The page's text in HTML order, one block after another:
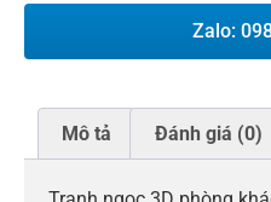
Zalo:
Mô tả Đánh giá (0)